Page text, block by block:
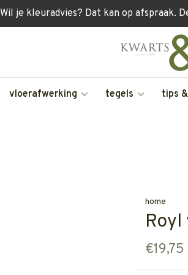
Wil je kleuradvies? Dat kan op afspraak.
vloerafwerking tegels tips
home
Royl
€19,75